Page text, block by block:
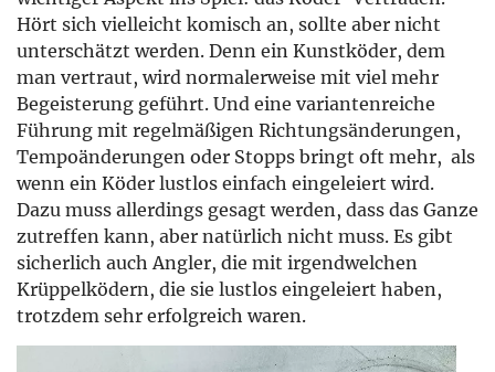
Hört sich vielleicht komisch an, sollte aber nicht
unterschätzt werden. Denn ein Kunstköder, dem
man vertraut, wird normalerweise mit viel mehr
Begeisterung geführt. Und eine variantenreiche
Führung mit regelmäßigen Richtungsänderungen,
Tempoänderungen oder Stopps bringt oft mehr, als
wenn ein Köder lustlos einfach eingeleiert wird.
Dazu muss allerdings gesagt werden, dass das Ganze
zutreffen kann, aber natürlich nicht muss. Es gibt
sicherlich auch Angler, die mit irgendwelchen
Krüppelködern, die sie lustlos eingeleiert haben,
trotzdem sehr erfolgreich waren.